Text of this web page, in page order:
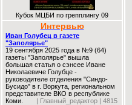
Кубок МЦБИ по грепплингу 09
Интервью
Иван Голубец в газете
"Заполярье"
19 сентября 2025 года в №9 (64)
газеты "Заполярье" вышла
большая статья о сэнсее Иване
Николаевиче Голубце -
руководителе отделения "Синдо-
Бусидо" в г. Воркута, региональном
представителе ВКО в республике
Коми.
| Главный_редактор | 4815